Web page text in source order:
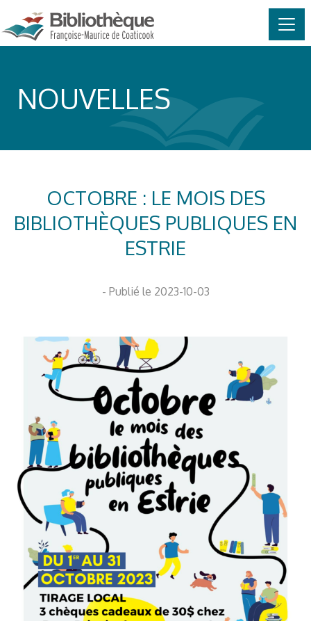
Skip to content
MAIN NAVIGATION
NOUVELLES
OCTOBRE : LE MOIS DES
BIBLIOTHÈQUES PUBLIQUES EN
ESTRIE
- Publié le 2023-10-03